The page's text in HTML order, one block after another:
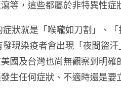
等，這些都屬於非特異性症
狀就是「喉嚨如刀割」、
現染疫者會出現「夜間盜
國及台灣也尚無觀察到明
生任何症狀、不適時還是要